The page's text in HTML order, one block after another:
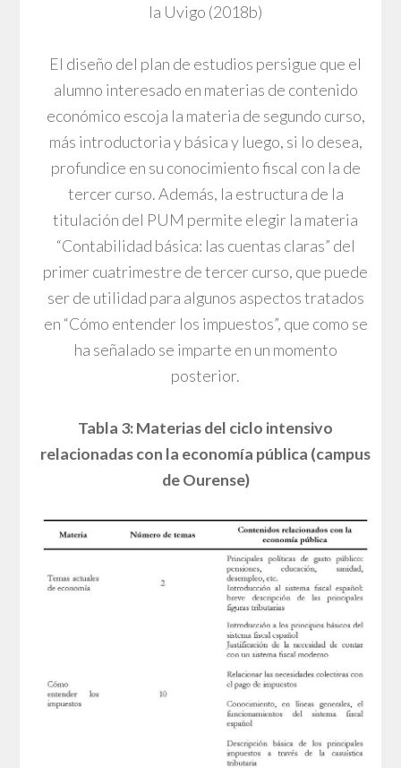
la Uvigo (2018b)
El diseño del plan de estudios persigue que el
alumno interesado en materias de contenido
económico escoja la materia de segundo curso,
más introductoria y básica y luego, si lo desea,
profundice en su conocimiento fiscal con la de
tercer curso. Además, la estructura de la
titulación del PUM permite elegir la materia
“Contabilidad básica: las cuentas claras” del
primer cuatrimestre de tercer curso, que puede
ser de utilidad para algunos aspectos tratados
en “Cómo entender los impuestos”, que como se
ha señalado se imparte en un momento
posterior.
Tabla 3: Materias del ciclo intensivo
relacionadas con la economía pública (campus
de Ourense)